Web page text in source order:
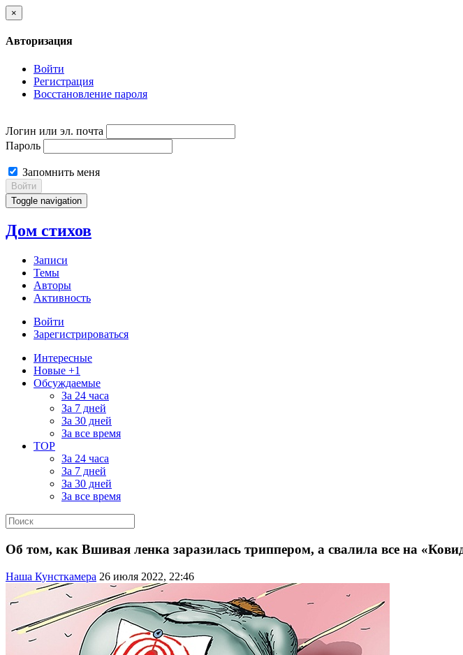
×
Авторизация
Войти
Регистрация
Восстановление пароля
Логин или эл. почта
Пароль
Запомнить меня
Войти
Toggle navigation
Дом стихов
Записи
Темы
Авторы
Активность
Войти
Зарегистрироваться
Интересные
Новые +1
Обсуждаемые
За 24 часа
За 7 дней
За 30 дней
За все время
TOP
За 24 часа
За 7 дней
За 30 дней
За все время
Об том, как Вшивая ленка заразилась триппером, а свалила все на
Наша Кунсткамера 26 июля 2022, 22:46